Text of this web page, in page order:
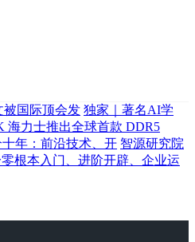
被国际顶会发 独家｜著名AI学
海力士推出全球首款 DDR5
年：前沿技术、开 智源研究院
根本入门、进阶开辟、企业运